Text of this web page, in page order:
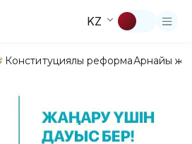
KZ
Конституциялық реформаАрнайы